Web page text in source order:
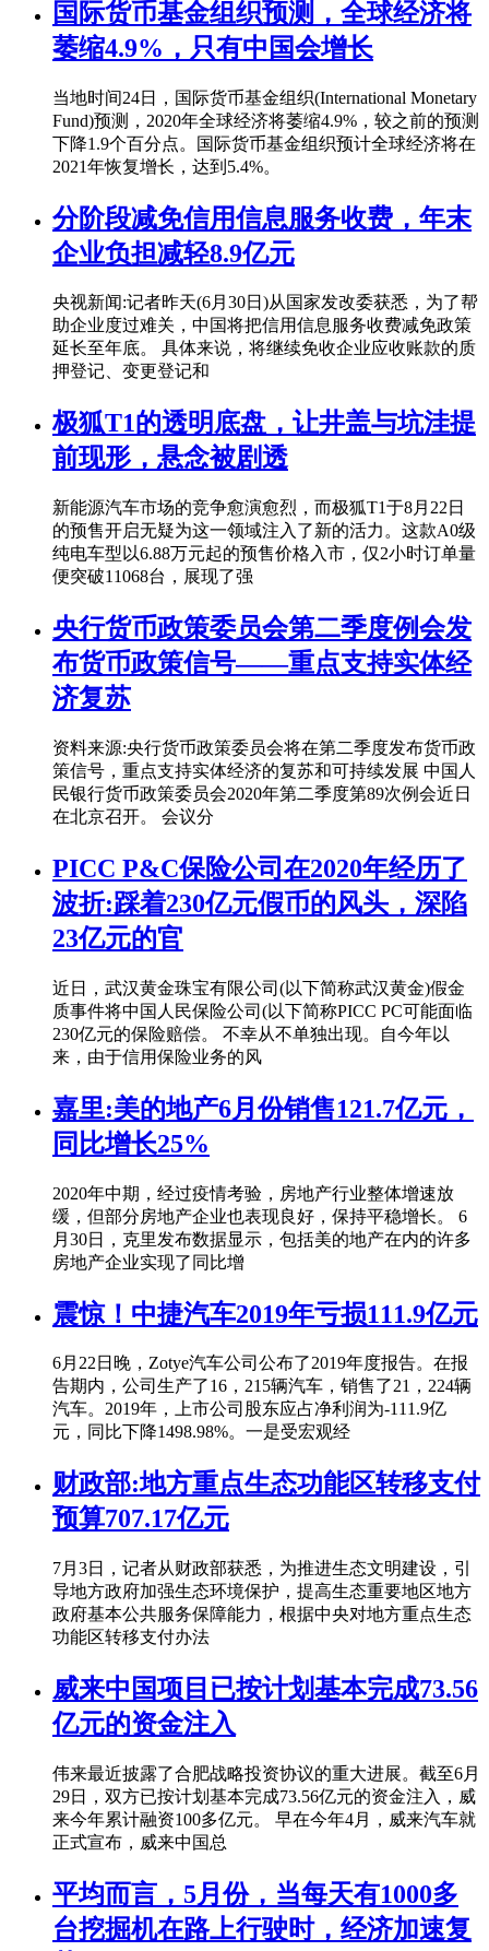
国际货币基金组织预测，全球经济将
萎缩4.9%，只有中国会增长
当地时间24日，国际货币基金组织(International Monetary
Fund)预测，2020年全球经济将萎缩4.9%，较之前的预测
下降1.9个百分点。国际货币基金组织预计全球经济将在
2021年恢复增长，达到5.4%。
分阶段减免信用信息服务收费，年末
企业负担减轻8.9亿元
央视新闻:记者昨天(6月30日)从国家发改委获悉，为了帮
助企业度过难关，中国将把信用信息服务收费减免政策
延长至年底。 具体来说，将继续免收企业应收账款的质
押登记、变更登记和
极狐T1的透明底盘，让井盖与坑洼提
前现形，悬念被剧透
新能源汽车市场的竞争愈演愈烈，而极狐T1于8月22日
的预售开启无疑为这一领域注入了新的活力。这款A0级
纯电车型以6.88万元起的预售价格入市，仅2小时订单量
便突破11068台，展现了强
央行货币政策委员会第二季度例会发
布货币政策信号——重点支持实体经
济复苏
资料来源:央行货币政策委员会将在第二季度发布货币政
策信号，重点支持实体经济的复苏和可持续发展 中国人
民银行货币政策委员会2020年第二季度第89次例会近日
在北京召开。 会议分
PICC P&C保险公司在2020年经历了
波折:踩着230亿元假币的风头，深陷
23亿元的官
近日，武汉黄金珠宝有限公司(以下简称武汉黄金)假金
质事件将中国人民保险公司(以下简称PICC PC可能面临
230亿元的保险赔偿。 不幸从不单独出现。自今年以
来，由于信用保险业务的风
嘉里:美的地产6月份销售121.7亿元，
同比增长25%
2020年中期，经过疫情考验，房地产行业整体增速放
缓，但部分房地产企业也表现良好，保持平稳增长。 6
月30日，克里发布数据显示，包括美的地产在内的许多
房地产企业实现了同比增
震惊！中捷汽车2019年亏损111.9亿元
6月22日晚，Zotye汽车公司公布了2019年度报告。在报
告期内，公司生产了16，215辆汽车，销售了21，224辆
汽车。2019年，上市公司股东应占净利润为-111.9亿
元，同比下降1498.98%。一是受宏观经
财政部:地方重点生态功能区转移支付
预算707.17亿元
7月3日，记者从财政部获悉，为推进生态文明建设，引
导地方政府加强生态环境保护，提高生态重要地区地方
政府基本公共服务保障能力，根据中央对地方重点生态
功能区转移支付办法
威来中国项目已按计划基本完成73.56
亿元的资金注入
伟来最近披露了合肥战略投资协议的重大进展。截至6月
29日，双方已按计划基本完成73.56亿元的资金注入，威
来今年累计融资100多亿元。 早在今年4月，威来汽车就
正式宣布，威来中国总
平均而言，5月份，当每天有1000多
台挖掘机在路上行驶时，经济加速复